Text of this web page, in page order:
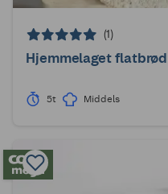
(1)
Hjemmelaget flatbrød
5t Middels